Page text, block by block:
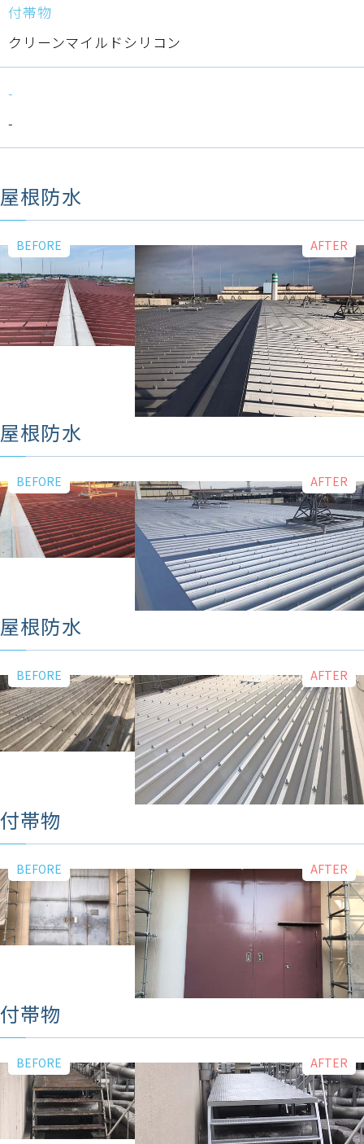
付帯物
クリーンマイルドシリコン
-
-
屋根防水
屋根防水
屋根防水
付帯物
付帯物